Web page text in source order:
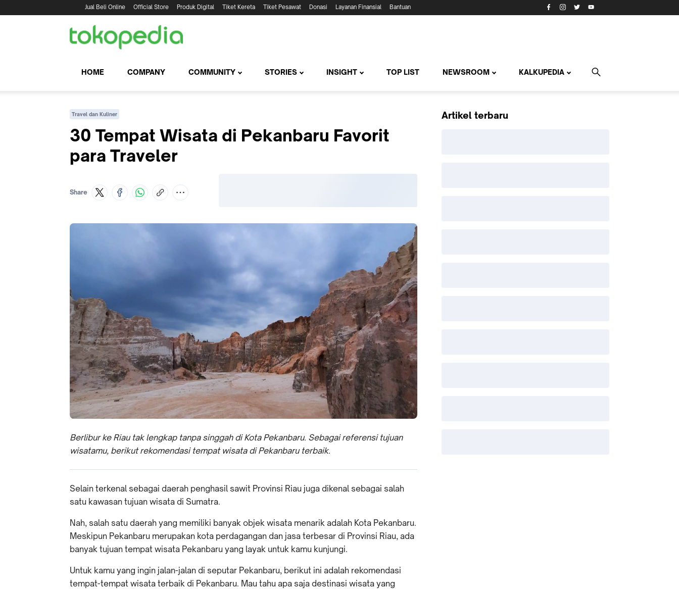
Jual Beli Online Official Store Produk Digital Tiket Kereta Tiket Pesawat Donasi Layanan Finansial Bantuan
HOME COMPANY COMMUNITY STORIES INSIGHT TOP LIST NEWSROOM KALKUPEDIA
Travel dan Kuliner
30 Tempat Wisata di Pekanbaru Favorit
para Traveler
Share
Berlibur ke Riau tak lengkap tanpa singgah di Kota Pekanbaru. Sebagai referensi tujuan
wisatamu, berikut rekomendasi tempat wisata di Pekanbaru terbaik.
Selain terkenal sebagai daerah penghasil sawit Provinsi Riau juga dikenal sebagai salah
satu kawasan tujuan wisata di Sumatra.
Nah, salah satu daerah yang memiliki banyak objek wisata menarik adalah Kota Pekanbaru.
Meskipun Pekanbaru merupakan kota perdagangan dan jasa terbesar di Provinsi Riau, ada
banyak tujuan tempat wisata Pekanbaru yang layak untuk kamu kunjungi.
Untuk kamu yang ingin jalan-jalan di seputar Pekanbaru, berikut ini adalah rekomendasi
tempat-tempat wisata terbaik di Pekanbaru. Mau tahu apa saja destinasi wisata yang
Artikel terbaru